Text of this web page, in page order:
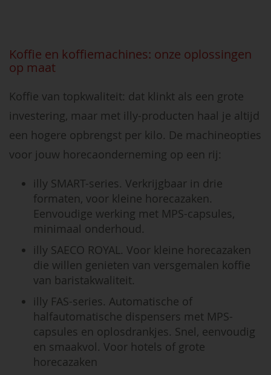
Koffie en koffiemachines: onze oplossingen
op maat
Koffie van topkwaliteit: dat klinkt als een grote
investering, maar met illy-producten haal je altijd
een hogere opbrengst per kilo. De machineopties
voor jouw horecaonderneming op een rij:
illy SMART-series. Verkrijgbaar in drie
formaten, voor kleine horecazaken.
Eenvoudige werking met MPS-capsules,
minimaal onderhoud.
illy SAECO ROYAL. Voor kleine horecazaken
die willen genieten van versgemalen koffie
van baristakwaliteit.
illy FAS-series. Automatische of
halfautomatische dispensers met MPS-
capsules en oplosdrankjes. Snel, eenvoudig
en smaakvol. Voor hotels of grote
horecazaken